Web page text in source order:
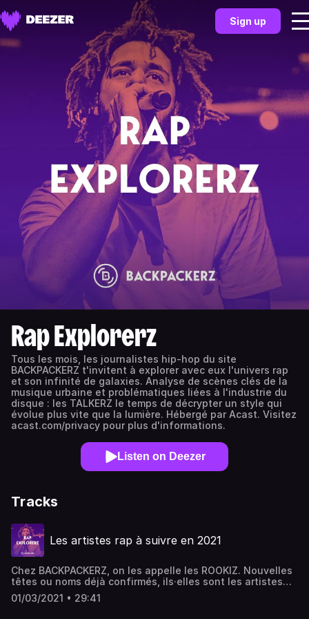
Sign up
Rap Explorerz
Tous les mois, les journalistes hip-hop du site
BACKPACKERZ t'invitent à explorer avec eux l'univers rap
et son infinité de galaxies. Analyse de scènes clés de la
musique urbaine et problématiques liées à l'industrie du
disque : les TALKERZ le temps de décrypter un style qui
évolue plus vite que la lumière. Hébergé par Acast. Visitez
acast.com/privacy pour plus d'informations.
Listen on Deezer
Tracks
Les artistes rap à suivre en 2021
Chez BACKPACKERZ, on les appelle les ROOKIZ. Nouvelles
têtes ou noms déjà confirmés, ils·elles sont les artistes
sur lesquel·le·s on mise en 2021. Une nouvelle génération,
qui risque de faire couler l'encre dans les mois à venir. Qui
01/03/2021 • 29:41